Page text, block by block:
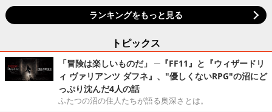
ランキングをもっと見る
トピックス
「冒険は楽しいものだ」 ─『FF11』と『ウィザードリ
ィ ヴァリアンツ ダフネ』、"優しくないRPG"の沼にど
っぷり沈んだ4人の話
ふたつの沼の住人たちが語る奥深さとは。